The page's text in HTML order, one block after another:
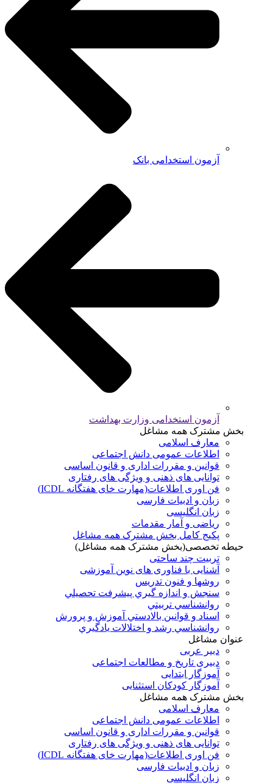
آزمون استخدامی بانک
آزمون استخدامی وزارت بهداشت
بخش مشترک همه مشاغل
معارف اسلامی
اطلاعات عمومی دانش اجتماعی
قوانین و مقررات اداری و قانون اساسی
توانایی های ذهنی و ویژگی های رفتاری
فن اوری اطلاعات(مهارت خای هفتگانه ICDL)
زبان و ادبیات فارسی
زبان انگلیسی
ریاضی و آمار مقدمات
پکیج کامل بخش مشترک همه مشاغل
حیطه تخصصی(بخش مشترک همه مشاغل)
تربیت چند ساحتی
آشنایی با فناوری های نوین آموزشی
روشها و فنون تدريس
سنجش و اندازه گيري پيشرفت تحصيلي
روانشناسي تربيتي
اسناد و قوانين بالادستي آموزش و پرورش
روانشناسي رشد و اختلالات يادگيري
عنوان مشاغل
دبير عربی
دبیری تاریخ و مطالعات اجتماعی
آموزگار ابتدایی
آموزگار کودکان استثنایی
بخش مشترک همه مشاغل
معارف اسلامی
اطلاعات عمومی دانش اجتماعی
قوانین و مقررات اداری و قانون اساسی
توانایی های ذهنی و ویژگی های رفتاری
فن اوری اطلاعات(مهارت خای هفتگانه ICDL)
زبان و ادبیات فارسی
زبان انگلیسی